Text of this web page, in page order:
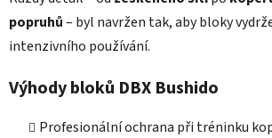
popruhů– byl navržen tak, aby bloky
intenzivního používání.
Výhody bloků DBX Bushido
Profesionální ochrana při tréninku